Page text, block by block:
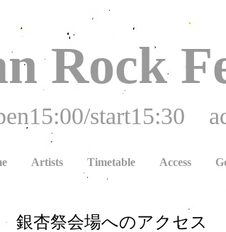
Rock
start15:30
Artists Timetable Access
銀杏祭会場へのアクセス